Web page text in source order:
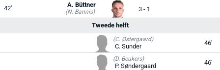
42' (N. Bannis)
A. Büttner
3 - 1
Tweede helft
(C. Østergaard)
C. Sunder 46'
(D. Beukers)
P. Søndergaard 46'